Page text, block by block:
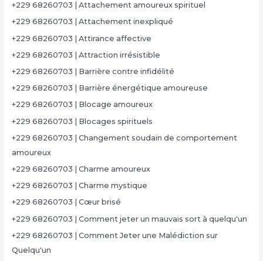
+229 68260703 | Attachement amoureux spirituel
+229 68260703 | Attachement inexpliqué
+229 68260703 | Attirance affective
+229 68260703 | Attraction irrésistible
+229 68260703 | Barrière contre infidélité
+229 68260703 | Barrière énergétique amoureuse
+229 68260703 | Blocage amoureux
+229 68260703 | Blocages spirituels
+229 68260703 | Changement soudain de comportement
amoureux
+229 68260703 | Charme amoureux
+229 68260703 | Charme mystique
+229 68260703 | Cœur brisé
+229 68260703 | Comment jeter un mauvais sort à quelqu'un
+229 68260703 | Comment Jeter une Malédiction sur
Quelqu'un